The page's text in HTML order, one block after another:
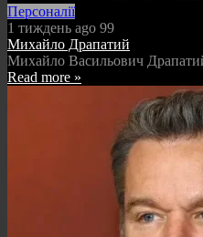
Персоналії
1 тиждень ago 99
Михайло Драпатий
Михайло Васильович
Read more »